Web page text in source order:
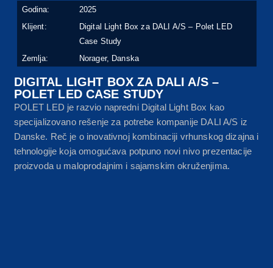
Godina:
2025
Klijent:
Digital Light Box za DALI A/S – Polet LED
Case Study
Zemlja:
Norager, Danska
DIGITAL LIGHT BOX ZA DALI A/S –
POLET LED CASE STUDY
POLET LED je razvio napredni Digital Light Box kao
specijalizovano rešenje za potrebe kompanije DALI A/S iz
Danske. Reč je o inovativnoj kombinaciji vrhunskog dizajna i
tehnologije koja omogućava potpuno novi nivo prezentacije
proizvoda u maloprodajnim i sajamskim okruženjima.